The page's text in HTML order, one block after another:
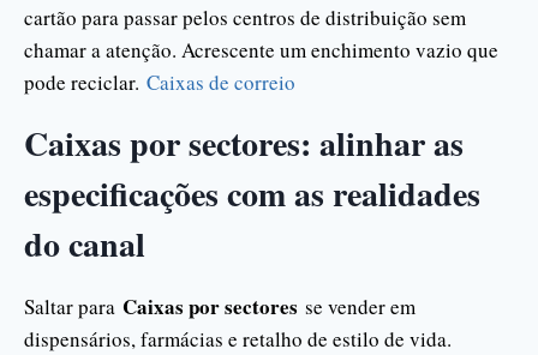
cartão para passar pelos centros de distribuição sem
chamar a atenção. Acrescente um enchimento vazio que
pode reciclar. Caixas de correio
Caixas por sectores: alinhar as
especificações com as realidades
do canal
Saltar para Caixas por sectores se vender em
dispensários, farmácias e retalho de estilo de vida.